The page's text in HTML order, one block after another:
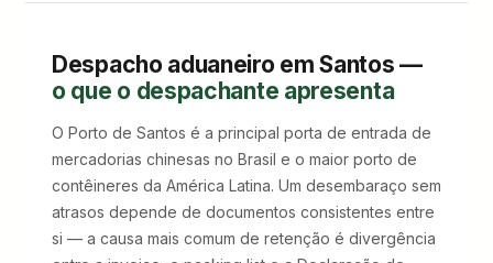
Despacho aduaneiro em Santos —
o que o despachante apresenta
O Porto de Santos é a principal porta de entrada de
mercadorias chinesas no Brasil e o maior porto de
contêineres da América Latina. Um desembaraço sem
atrasos depende de documentos consistentes entre
si — a causa mais comum de retenção é divergência